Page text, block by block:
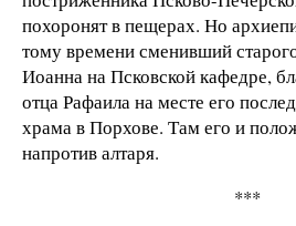
похоронят в пещерах. Но
тому времени сменивший
Иоанна на Псковской кафедре,
отца Рафаила на месте его
храма в Порхове. Там его и
напротив алтаря.
***